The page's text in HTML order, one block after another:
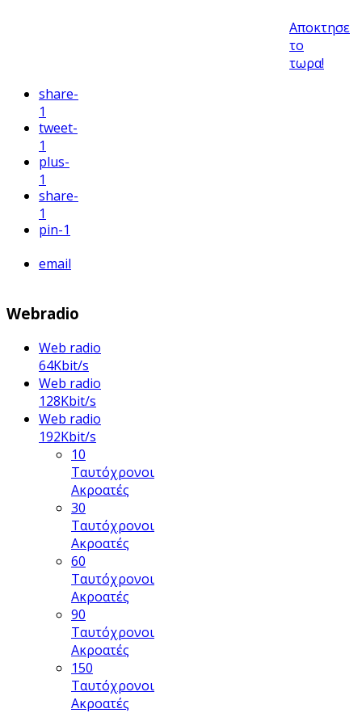
Αποκτησε
το
τωρα!
share-
1
tweet-
1
plus-
1
share-
1
pin-1
email
Webradio
Web radio
64Kbit/s
Web radio
128Kbit/s
Web radio
192Kbit/s
10
Ταυτόχρονοι
Ακροατές
30
Ταυτόχρονοι
Ακροατές
60
Ταυτόχρονοι
Ακροατές
90
Ταυτόχρονοι
Ακροατές
150
Ταυτόχρονοι
Ακροατές